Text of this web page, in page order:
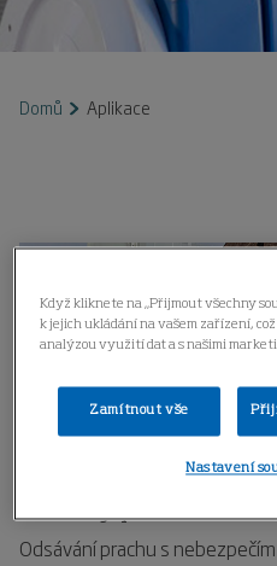
Domů Aplikace
Odsávání prachu s
Když kliknete na „Přijmout všechny
k jejich ukládání na vašem zařízení,
analýzou využití dat a s našimi
Zamítnout vše
Nastavení